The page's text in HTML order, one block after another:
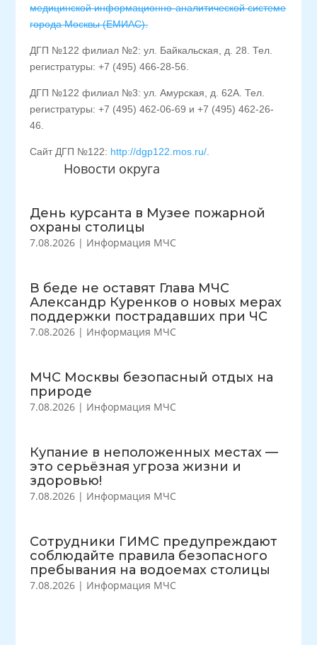
Новости округа
День курсанта в Музее пожарной
охраны столицы
7.08.2026 | Информация МЧС
В беде не оставят Глава МЧС
Александр Куренков о новых мерах
поддержки пострадавших при ЧС
7.08.2026 | Информация МЧС
МЧС Москвы безопасный отдых на
природе
7.08.2026 | Информация МЧС
Купание в неположенных местах —
это серьёзная угроза жизни и
здоровью!
7.08.2026 | Информация МЧС
Сотрудники ГИМС предупреждают
соблюдайте правила безопасного
пребывания на водоемах столицы
7.08.2026 | Информация МЧС
медицинской информационно-аналитической системе
города Москвы (ЕМИАС).
ДГП №122 филиал №2: ул. Байкальская, д. 28. Тел.
регистратуры: +7 (495) 466-28-56.
ДГП №122 филиал №3: ул. Амурская, д. 62А. Тел.
регистратуры: +7 (495) 462-06-69 и +7 (495) 462-26-
46.
Сайт ДГП №122: http://dgp122.mos.ru/